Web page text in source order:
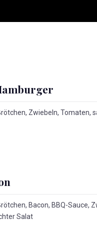
Zwiebeln, Tomaten,
Bacon, BBQ-Sauce,
Salat